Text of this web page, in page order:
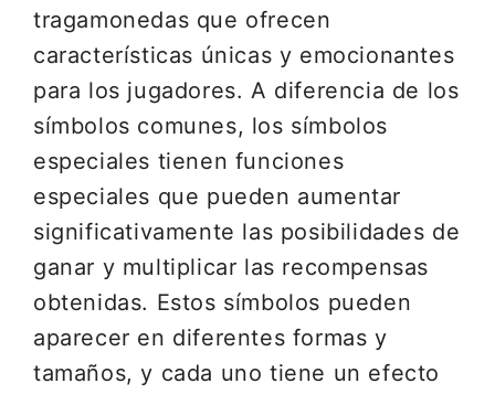
tragamonedas que ofrecen
características únicas y emocionantes
para los jugadores. A diferencia de los
símbolos comunes, los símbolos
especiales tienen funciones
especiales que pueden aumentar
significativamente las posibilidades de
ganar y multiplicar las recompensas
obtenidas. Estos símbolos pueden
aparecer en diferentes formas y
tamaños, y cada uno tiene un efecto